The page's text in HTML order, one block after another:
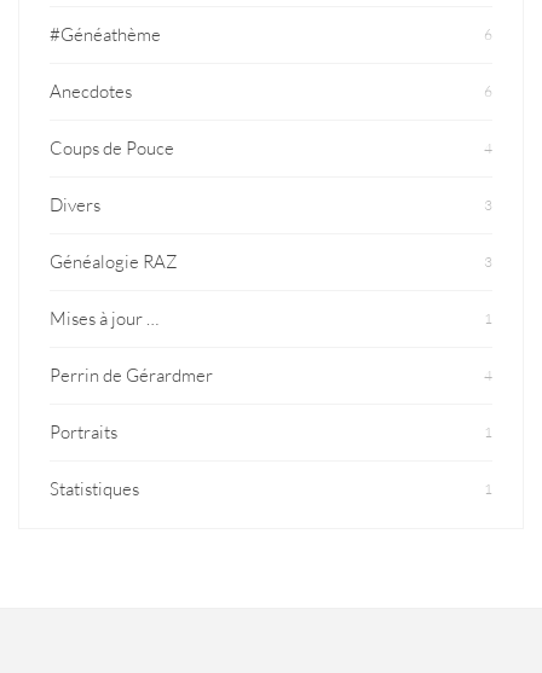
#Généathème 6
Anecdotes 6
Coups de Pouce 4
Divers 3
Généalogie RAZ 3
Mises à jour … 1
Perrin de Gérardmer 4
Portraits 1
Statistiques 1